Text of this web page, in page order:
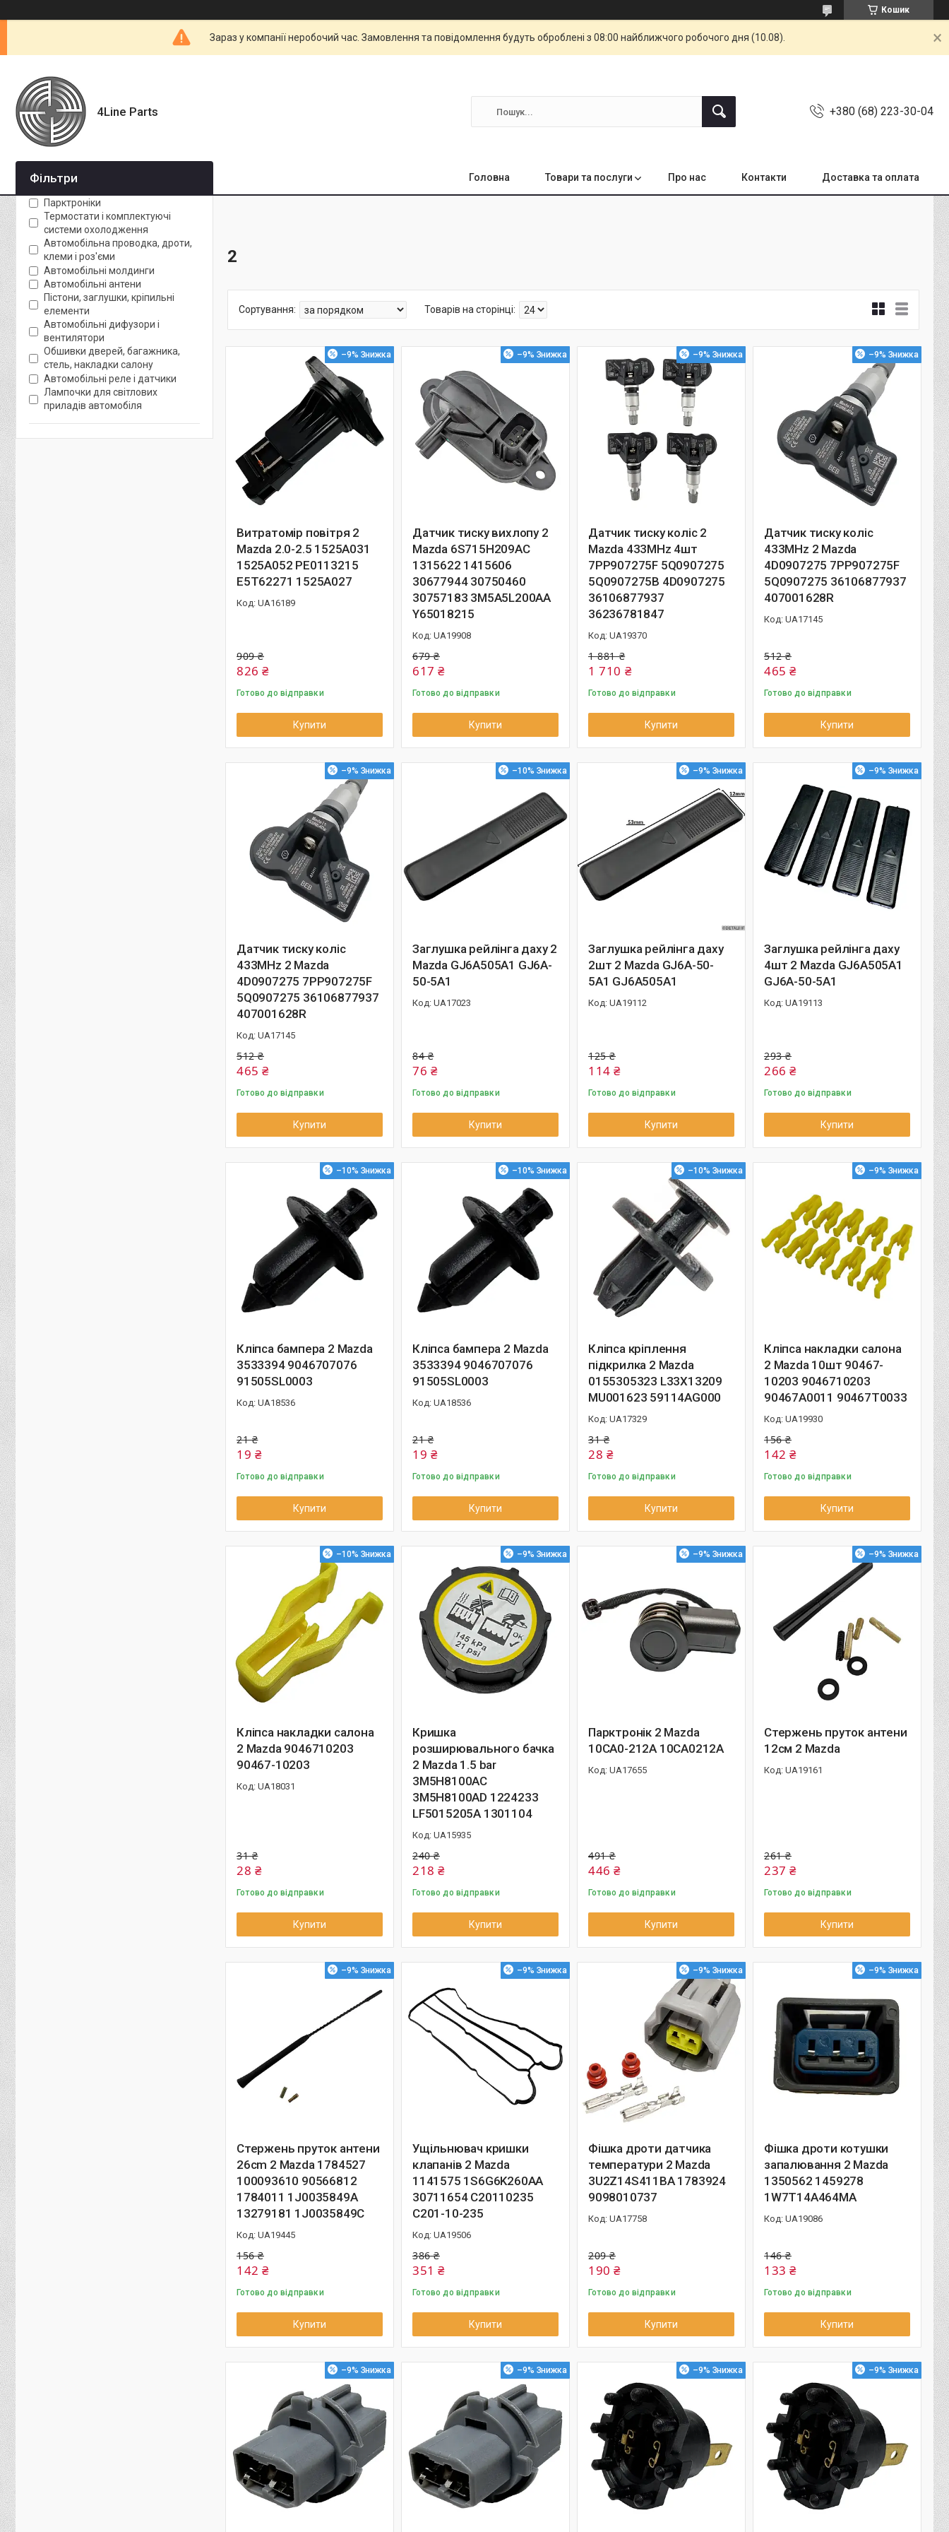
Кошик
Зараз у компанії неробочий час. Замовлення та повідомлення будуть оброблені з 08:00 найближчого робочого дня (10.08).
4Line Parts +380 (68) 223-30-04
Головна Товари та послуги Про нас Контакти Доставка та оплата
2
–9%
Витратомір повітря 2
Mazda 2.0-2.5 1525A031
1525A052 PE0113215
E5T62271 1525A027
UA16189
909 ₴
826 ₴
Готово до відправки
Купити
–9%
Датчик тиску вихлопу 2
Mazda 6S715H209AC
1315622 1415606
30677944 30750460
30757183 3M5A5L200AA
Y65018215
UA19908
679 ₴
617 ₴
Готово до відправки
Купити
–9%
Датчик тиску коліс 2
Mazda 433MHz 4шт
7PP907275F 5Q0907275
5Q0907275B 4D0907275
36106877937
36236781847
UA19370
1 881 ₴
1 710 ₴
Готово до відправки
Купити
–9%
Датчик тиску коліс
433MHz 2 Mazda
4D0907275 7PP907275F
5Q0907275 36106877937
407001628R
UA17145
512 ₴
465 ₴
Готово до відправки
Купити
–9%
Датчик тиску коліс
433MHz 2 Mazda
4D0907275 7PP907275F
5Q0907275 36106877937
407001628R
UA17145
512 ₴
465 ₴
Готово до відправки
Купити
–10%
Заглушка рейлінга даху 2
Mazda GJ6A505A1 GJ6A-
50-5A1
UA17023
84 ₴
76 ₴
Готово до відправки
Купити
–9%
Заглушка рейлінга даху
2шт 2 Mazda GJ6A-50-
5A1 GJ6A505A1
UA19112
125 ₴
114 ₴
Готово до відправки
Купити
–9%
Заглушка рейлінга даху
4шт 2 Mazda GJ6A505A1
GJ6A-50-5A1
UA19113
293 ₴
266 ₴
Готово до відправки
Купити
–10%
Кліпса бампера 2 Mazda
3533394 9046707076
91505SL0003
UA18536
21 ₴
19 ₴
Готово до відправки
Купити
–10%
Кліпса бампера 2 Mazda
3533394 9046707076
91505SL0003
UA18536
21 ₴
19 ₴
Готово до відправки
Купити
–10%
Кліпса кріплення
підкрилка 2 Mazda
0155305323 L33X13209
MU001623 59114AG000
UA17329
31 ₴
28 ₴
Готово до відправки
Купити
–9%
Кліпса накладки салона
2 Mazda 10шт 90467-
10203 9046710203
90467A0011 90467T0033
UA19930
156 ₴
142 ₴
Готово до відправки
Купити
–10%
Кліпса накладки салона
2 Mazda 9046710203
90467-10203
UA18031
31 ₴
28 ₴
Готово до відправки
Купити
–9%
Кришка
розширювального бачка
2 Mazda 1.5 bar
3M5H8100AC
3M5H8100AD 1224233
LF5015205A 1301104
UA15935
240 ₴
218 ₴
Готово до відправки
Купити
–9%
Парктронік 2 Mazda
10CA0-212A 10CA0212A
UA17655
491 ₴
446 ₴
Готово до відправки
Купити
–9%
Стержень пруток антени
12см 2 Mazda
UA19161
261 ₴
237 ₴
Готово до відправки
Купити
–9%
Стержень пруток антени
26cm 2 Mazda 1784527
100093610 90566812
1784011 1J0035849A
13279181 1J0035849C
UA19445
156 ₴
142 ₴
Готово до відправки
Купити
–9%
Ущільнювач кришки
клапанів 2 Mazda
1141575 1S6G6K260AA
30711654 C20110235
C201-10-235
UA19506
386 ₴
351 ₴
Готово до відправки
Купити
–9%
Фішка дроти датчика
температури 2 Mazda
3U2Z14S411BA 1783924
9098010737
UA17758
209 ₴
190 ₴
Готово до відправки
Купити
–9%
Фішка дроти котушки
запалювання 2 Mazda
1350562 1459278
1W7T14A464MA
UA19086
146 ₴
133 ₴
Готово до відправки
Купити
–9% –9% –9% –9%
Фільтри
Парктроніки
Термостати і комплектуючі
системи охолодження
Автомобільна проводка, дроти,
клеми і роз'єми
Автомобільні молдинги
Автомобільні антени
Пістони, заглушки, кріпильні
елементи
Автомобільні дифузори і
вентилятори
Обшивки дверей, багажника,
стель, накладки салону
Автомобільні реле і датчики
Лампочки для світлових
приладів автомобіля